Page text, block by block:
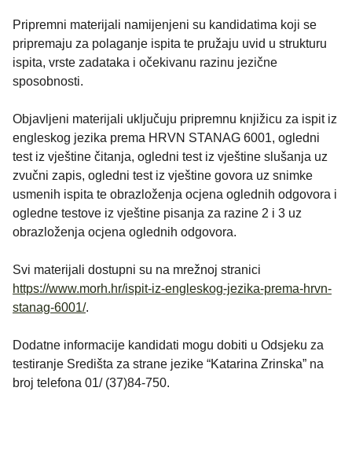
Pripremni materijali namijenjeni su kandidatima koji se
pripremaju za polaganje ispita te pružaju uvid u strukturu
ispita, vrste zadataka i očekivanu razinu jezične
sposobnosti.
Objavljeni materijali uključuju pripremnu knjižicu za ispit iz
engleskog jezika prema HRVN STANAG 6001, ogledni
test iz vještine čitanja, ogledni test iz vještine slušanja uz
zvučni zapis, ogledni test iz vještine govora uz snimke
usmenih ispita te obrazloženja ocjena oglednih odgovora i
ogledne testove iz vještine pisanja za razine 2 i 3 uz
obrazloženja ocjena oglednih odgovora.
Svi materijali dostupni su na mrežnoj stranici
https://www.morh.hr/ispit-iz-engleskog-jezika-prema-hrvn-
stanag-6001/.
Dodatne informacije kandidati mogu dobiti u Odsjeku za
testiranje Središta za strane jezike “Katarina Zrinska” na
broj telefona 01/ (37)84-750.